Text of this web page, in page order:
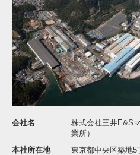
会社名
株式会社三井E&S
業所）
本社所在地
東京都中央区築地5